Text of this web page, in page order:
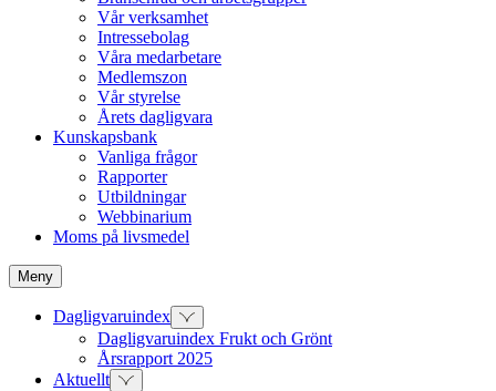
Vår verksamhet
Intressebolag
Våra medarbetare
Medlemszon
Vår styrelse
Årets dagligvara
Kunskapsbank
Vanliga frågor
Rapporter
Utbildningar
Webbinarium
Moms på livsmedel
Meny
Dagligvaruindex
Dagligvaruindex Frukt och Grönt
Årsrapport 2025
Aktuellt